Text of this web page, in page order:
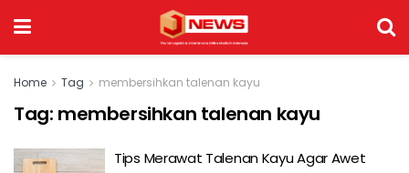
Home Tag membersihkan talenan kayu
Tag: membersihkan talenan kayu
Tips Merawat Talenan Kayu Agar Awet